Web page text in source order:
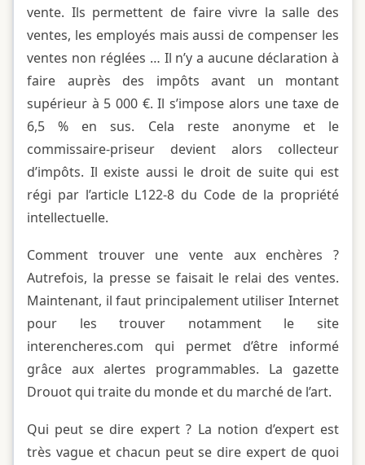
vente. Ils permettent de faire vivre la salle des
ventes, les employés mais aussi de compenser les
ventes non réglées … Il n’y a aucune déclaration à
faire auprès des impôts avant un montant
supérieur à 5 000 €. Il s’impose alors une taxe de
6,5 % en sus. Cela reste anonyme et le
commissaire-priseur devient alors collecteur
d’impôts. Il existe aussi le droit de suite qui est
régi par l’article L122-8 du Code de la propriété
intellectuelle.
Comment trouver une vente aux enchères ?
Autrefois, la presse se faisait le relai des ventes.
Maintenant, il faut principalement utiliser Internet
pour les trouver notamment le site
interencheres.com qui permet d’être informé
grâce aux alertes programmables. La gazette
Drouot qui traite du monde et du marché de l’art.
Qui peut se dire expert ? La notion d’expert est
très vague et chacun peut se dire expert de quoi